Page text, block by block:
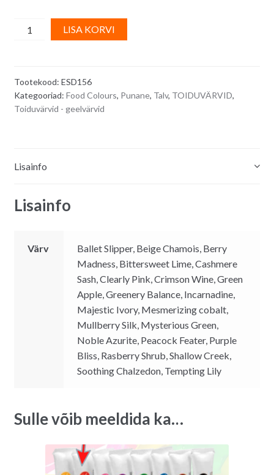
Toiduvärv/
geelvärv
BURSTING
FIRE/
g
LISA KORVI
n
Tootekood: ESD156
Kategooriad: Food Colours, Punane, Talv, TOIDUVÄRVID,
Toiduvärvid - geelvärvid
Lisainfo
Lisainfo
Värv
Ballet Slipper, Beige Chamois, Berry
Madness, Bittersweet Lime, Cashmere
Sash, Clearly Pink, Crimson Wine, Green
Apple, Greenery Balance, Incarnadine,
Majestic Ivory, Mesmerizing cobalt,
Mullberry Silk, Mysterious Green,
Noble Azurite, Peacock Feater, Purple
Bliss, Rasberry Shrub, Shallow Creek,
Soothing Chalzedon, Tempting Lily
Sulle võib meeldida ka…